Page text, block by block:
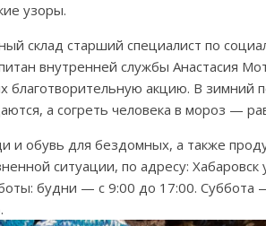
узоры.
склад старший специалист по
внутренней службы Анастасия
акцию. В зимний
а согреть человека в мороз —
и обувь для бездомных, а также
ситуации, по адресу: Хабаровск
будни — с 9:00 до 17:00. Суббота